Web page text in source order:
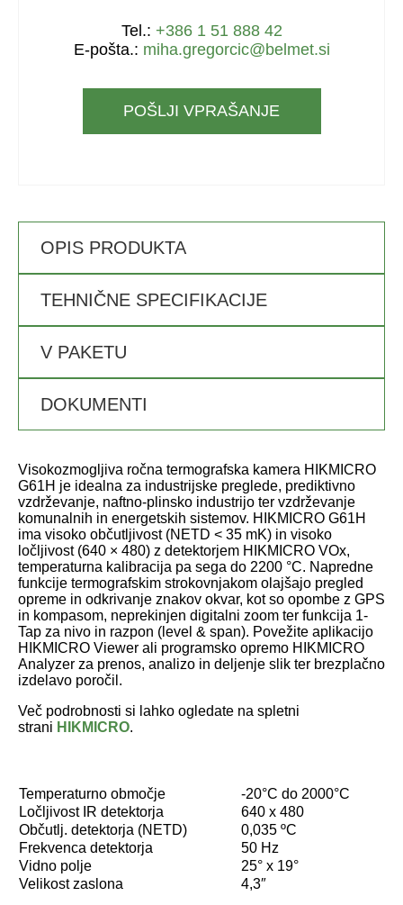
Tel.: +386 1 51 888 42
E-pošta.: miha.gregorcic@belmet.si
POŠLJI VPRAŠANJE
OPIS PRODUKTA
TEHNIČNE SPECIFIKACIJE
V PAKETU
DOKUMENTI
Visokozmogljiva ročna termografska kamera HIKMICRO
G61H je idealna za industrijske preglede, prediktivno
vzdrževanje, naftno-plinsko industrijo ter vzdrževanje
komunalnih in energetskih sistemov. HIKMICRO G61H
ima visoko občutljivost (NETD < 35 mK) in visoko
ločljivost (640 × 480) z detektorjem HIKMICRO VOx,
temperaturna kalibracija pa sega do 2200 °C. Napredne
funkcije termografskim strokovnjakom olajšajo pregled
opreme in odkrivanje znakov okvar, kot so opombe z GPS
in kompasom, neprekinjen digitalni zoom ter funkcija 1-
Tap za nivo in razpon (level & span). Povežite aplikacijo
HIKMICRO Viewer ali programsko opremo HIKMICRO
Analyzer za prenos, analizo in deljenje slik ter brezplačno
izdelavo poročil.
Več podrobnosti si lahko ogledate na spletni
strani HIKMICRO.
Temperaturno območje
-20°C do 2000°C
Ločljivost IR detektorja
640 x 480
Občutlj. detektorja (NETD)
0,035 ºC
Frekvenca detektorja
50 Hz
Vidno polje
25° x 19°
Velikost zaslona
4,3″